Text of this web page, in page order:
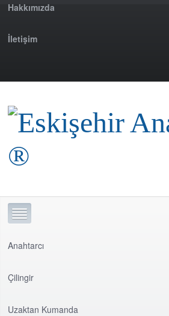
Hakkımızda
İletişim
Anahtarcı
Çilingir
Uzaktan Kumanda